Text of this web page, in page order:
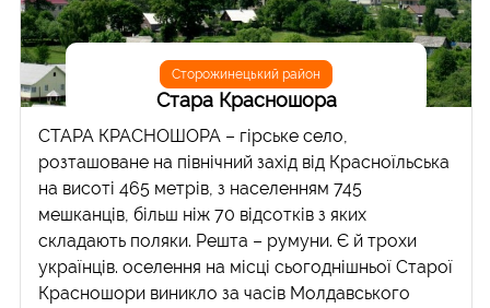
Сторожинецький район
Стара Красношора
СТАРА КРАСНОШОРА – гірське село,
розташоване на північний захід від Красноїльська
на висоті 465 метрів, з населенням 745
мешканців, більш ніж 70 відсотків з яких
складають поляки. Решта – румуни. Є й трохи
українців. оселення на місці сьогоднішньої Старої
Красношори виникло за часів Молдавського